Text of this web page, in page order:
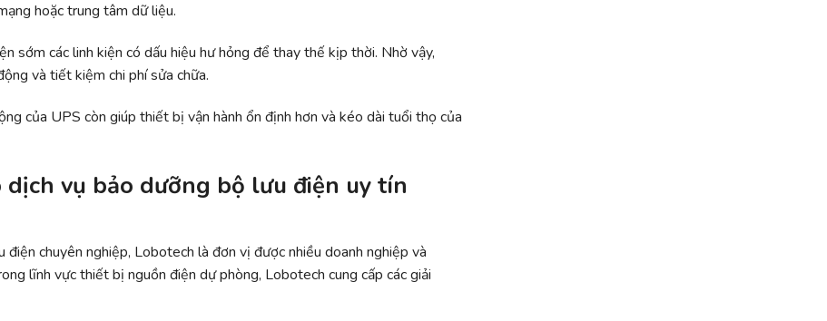
hoặc trung tâm dữ liệu.
sớm các linh kiện có dấu hiệu hư hỏng để thay thế kịp thời. Nhờ vậy,
và tiết kiệm chi phí sửa chữa.
của UPS còn giúp thiết bị vận hành ổn định hơn và kéo dài tuổi thọ của
vụ bảo dưỡng bộ lưu điện uy tín
chuyên nghiệp, Lobotech là đơn vị được nhiều doanh nghiệp và
lĩnh vực thiết bị nguồn điện dự phòng, Lobotech cung cấp các giải